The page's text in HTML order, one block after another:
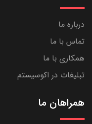
درباره ما
تماس با ما
همکاری با ما
تبلیغات در اکوسیستم
همراهان ما